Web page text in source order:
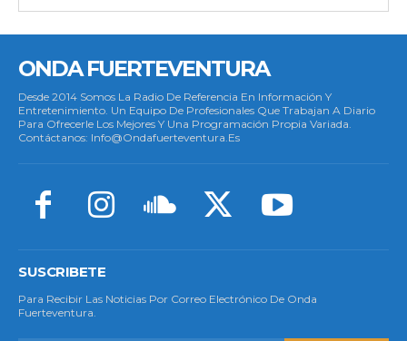
ONDA FUERTEVENTURA
Desde 2014 Somos La Radio De Referencia En Información Y
Entretenimiento. Un Equipo De Profesionales Que Trabajan A Diario
Para Ofrecerle Los Mejores Y Una Programación Propia Variada.
Contáctanos: Info@ondafuerteventura.es
SUSCRIBETE
Para Recibir Las Noticias Por Correo Electrónico De Onda
Fuerteventura.